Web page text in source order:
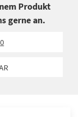
Produkt
gerne an.